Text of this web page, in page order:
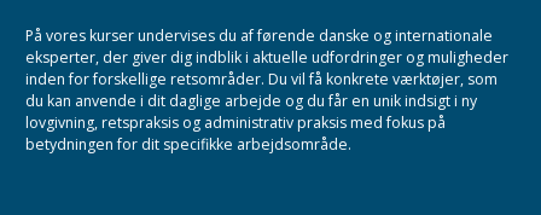
På vores kurser undervises du af førende danske og internationale
eksperter, der giver dig indblik i aktuelle udfordringer og muligheder
inden for forskellige retsområder. Du vil få konkrete værktøjer, som
du kan anvende i dit daglige arbejde og du får en unik indsigt i ny
lovgivning, retspraksis og administrativ praksis med fokus på
betydningen for dit specifikke arbejdsområde.